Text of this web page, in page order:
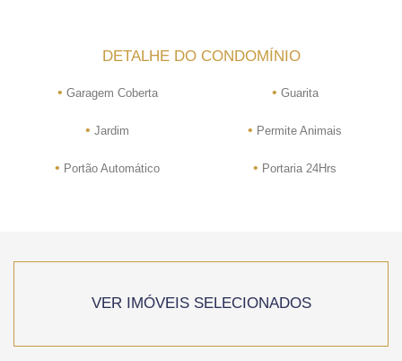
DETALHE DO CONDOMÍNIO
• Garagem Coberta • Guarita
• Jardim • Permite Animais
• Portão Automático • Portaria 24Hrs
VER IMÓVEIS SELECIONADOS